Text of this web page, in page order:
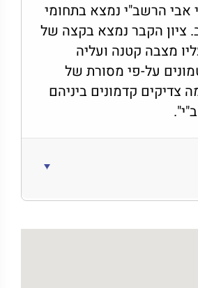
אבי הרשב"י נמצא בתחומי
ציון הקבר נמצא בקצה של
מצבה קטנה ועליה
על-פי מסורת של
צדיקים קדמונים ביניהם